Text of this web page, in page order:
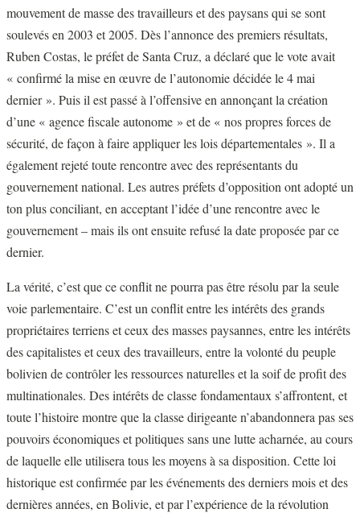
mouvement de masse des travailleurs et des paysans qui se sont
soulevés en 2003 et 2005. Dès l’annonce des premiers résultats,
Ruben Costas, le préfet de Santa Cruz, a déclaré que le vote avait
« confirmé la mise en œuvre de l’autonomie décidée le 4 mai
dernier ». Puis il est passé à l’offensive en annonçant la création
d’une « agence fiscale autonome » et de « nos propres forces de
sécurité, de façon à faire appliquer les lois départementales ». Il a
également rejeté toute rencontre avec des représentants du
gouvernement national. Les autres préfets d’opposition ont adopté un
ton plus conciliant, en acceptant l’idée d’une rencontre avec le
gouvernement – mais ils ont ensuite refusé la date proposée par ce
dernier.
La vérité, c’est que ce conflit ne pourra pas être résolu par la seule
voie parlementaire. C’est un conflit entre les intérêts des grands
propriétaires terriens et ceux des masses paysannes, entre les intérêts
des capitalistes et ceux des travailleurs, entre la volonté du peuple
bolivien de contrôler les ressources naturelles et la soif de profit des
multinationales. Des intérêts de classe fondamentaux s’affrontent, et
toute l’histoire montre que la classe dirigeante n’abandonnera pas ses
pouvoirs économiques et politiques sans une lutte acharnée, au cours
de laquelle elle utilisera tous les moyens à sa disposition. Cette loi
historique est confirmée par les événements des derniers mois et des
dernières années, en Bolivie, et par l’expérience de la révolution